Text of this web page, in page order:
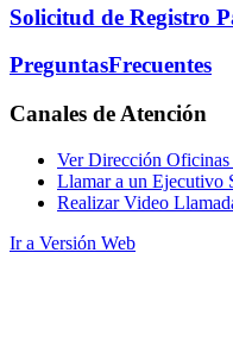
Solicitud de Registro
PreguntasFrecuentes
Canales de Atención
Ver Dirección Oficinas
Llamar a un Ejecutivo
Realizar Video
Ir a Versión Web